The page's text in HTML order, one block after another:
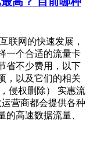
联网的快速发展，
一个合适的流量卡
省不少费用，以下
，以及它们的相关
侵权删除） 实惠流
营商都会提供各种
高速数据流量、